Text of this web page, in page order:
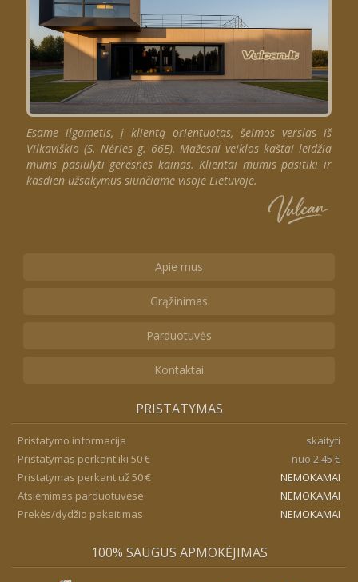
Esame ilgametis, į klientą orientuotas, šeimos verslas iš
Vilkaviškio (S. Nėries g. 66E). Mažesni veiklos kaštai leidžia
mums pasiūlyti geresnes kainas. Klientai mumis pasitiki ir
kasdien užsakymus siunčiame visoje Lietuvoje.
Apie mus
Grąžinimas
Parduotuvės
Kontaktai
PRISTATYMAS
Pristatymo informacija
skaityti
Pristatymas perkant iki 50 €
nuo 2.45 €
Pristatymas perkant už 50 €
NEMOKAMAI
Atsiėmimas parduotuvėse
NEMOKAMAI
Prekės/dydžio pakeitimas
NEMOKAMAI
100% SAUGUS APMOKĖJIMAS